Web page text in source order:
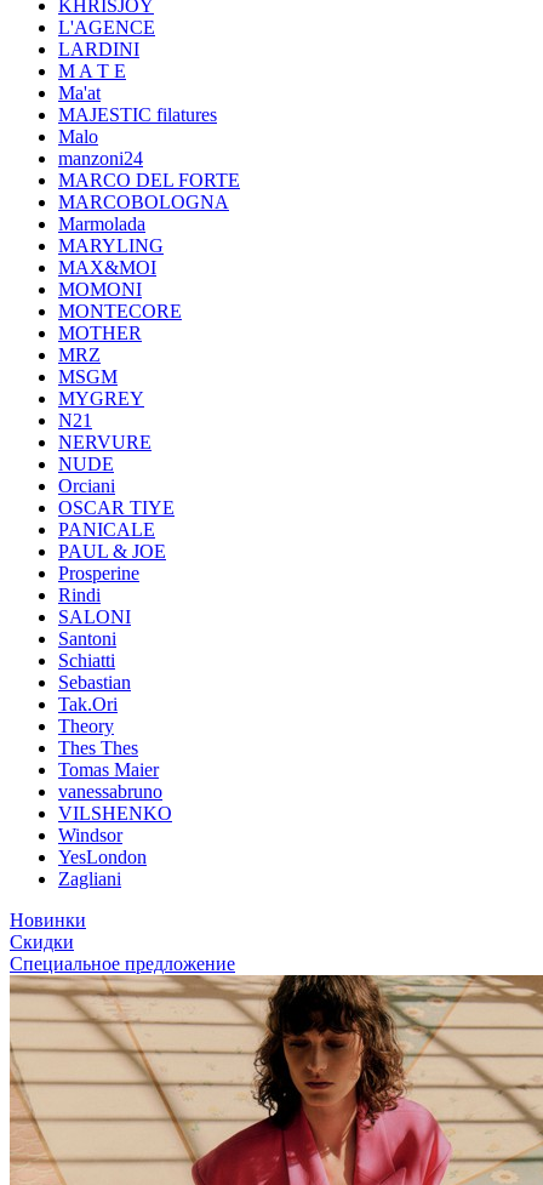
KHRISJOY
L'AGENCE
LARDINI
M A T E
Ma'at
MAJESTIC filatures
Malo
manzoni24
MARCO DEL FORTE
MARCOBOLOGNA
Marmolada
MARYLING
MAX&MOI
MOMONI
MONTECORE
MOTHER
MRZ
MSGM
MYGREY
N21
NERVURE
NUDE
Orciani
OSCAR TIYE
PANICALE
PAUL & JOE
Prosperine
Rindi
SALONI
Santoni
Schiatti
Sebastian
Tak.Ori
Theory
Thes Thes
Tomas Maier
vanessabruno
VILSHENKO
Windsor
YesLondon
Zagliani
Новинки
Скидки
Специальное предложение